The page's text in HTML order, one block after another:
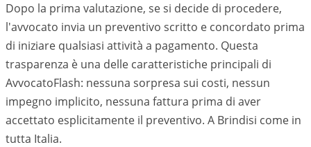
Dopo la prima valutazione, se si decide di procedere,
l'avvocato invia un preventivo scritto e concordato prima
di iniziare qualsiasi attività a pagamento. Questa
trasparenza è una delle caratteristiche principali di
AvvocatoFlash: nessuna sorpresa sui costi, nessun
impegno implicito, nessuna fattura prima di aver
accettato esplicitamente il preventivo. A Brindisi come in
tutta Italia.